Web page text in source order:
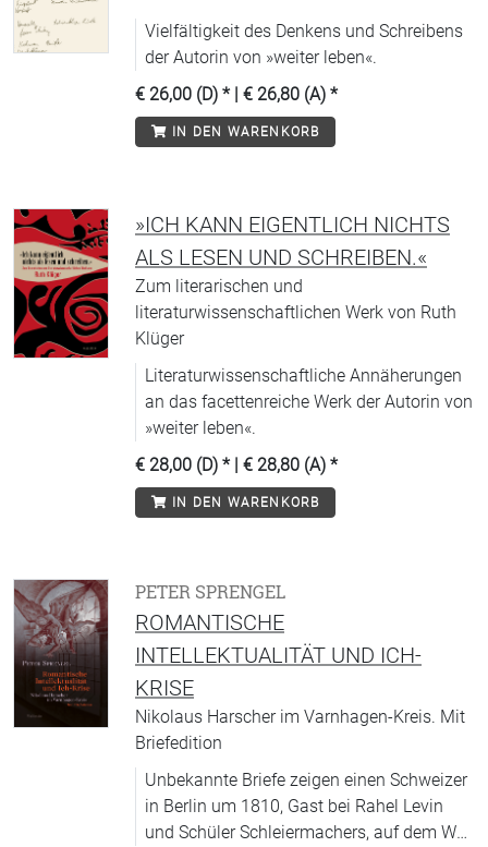
Vielfältigkeit des Denkens und Schreibens
der Autorin von »weiter leben«.
€ 26,00 (D) * | € 26,80 (A) *
IN DEN WARENKORB
»ICH KANN EIGENTLICH NICHTS
ALS LESEN UND SCHREIBEN.«
Zum literarischen und
literaturwissenschaftlichen Werk von Ruth
Klüger
Literaturwissenschaftliche Annäherungen
an das facettenreiche Werk der Autorin von
»weiter leben«.
€ 28,00 (D) * | € 28,80 (A) *
IN DEN WARENKORB
PETER SPRENGEL
ROMANTISCHE
INTELLEKTUALITÄT UND ICH-
KRISE
Nikolaus Harscher im Varnhagen-Kreis. Mit
Briefedition
Unbekannte Briefe zeigen einen Schweizer
in Berlin um 1810, Gast bei Rahel Levin
und Schüler Schleiermachers, auf dem Weg